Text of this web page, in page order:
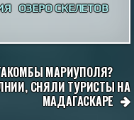
ОЗЕРО СКЕЛЕТОВ
МАРИУПОЛЯ?
СНЯЛИ ТУРИСТЫ НА
МАДАГАСКАРЕ